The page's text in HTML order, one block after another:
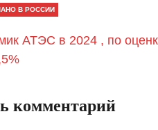
В РОССИИ
АТЭС в 2024 , по
комментарий